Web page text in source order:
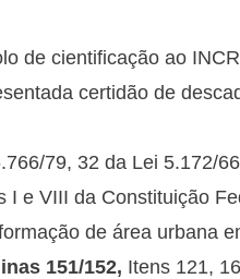
de cientificação ao
certidão de
79, 32 da Lei 5.172/
I e VIII da Constituição
de área urbana
151/152, Itens 121,